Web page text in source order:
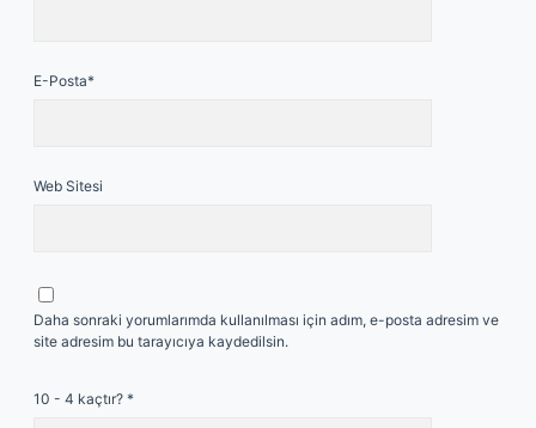
E-Posta*
Web Sitesi
Daha sonraki yorumlarımda kullanılması için adım, e-posta adresim ve
site adresim bu tarayıcıya kaydedilsin.
10 - 4 kaçtır? *